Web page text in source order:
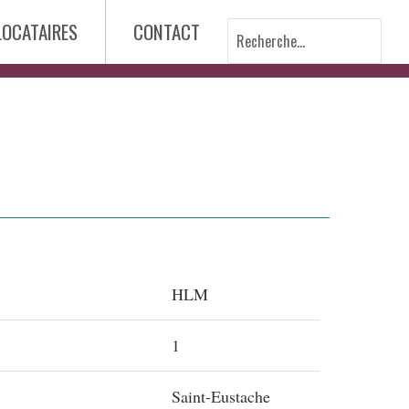
des plaintes
communautaires
CONTACT Recherche
HLM
1
Saint-Eustache